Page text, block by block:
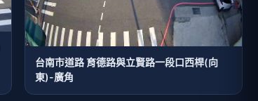
台南市道路 育德路與立賢路一段口西桿(向
東)-廣角